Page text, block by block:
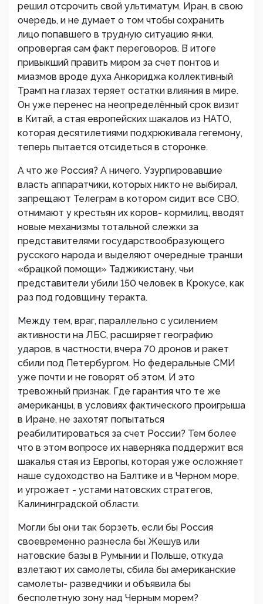
решил отсрочить свой ультиматум. Иран, в свою
очередь, и не думает о том чтобы сохранить
лицо попавшего в трудную ситуацию янки,
опровергая сам факт переговоров. В итоге
привыкший править миром за счет понтов и
миазмов вроде духа Анкориджа коллективный
Трамп на глазах теряет остатки влияния в мире.
Он уже перенес на неопределённый срок визит
в Китай, а стая европейских шакалов из НАТО,
которая десятилетиями подхрюкивала гегемону,
теперь пытается отсидеться в сторонке.
А что же Россия? А ничего. Узурпировавшие
власть аппаратчики, которых никто не выбирал,
запрещают Телеграм в котором сидит все СВО,
отнимают у крестьян их коров- кормилиц, вводят
новые механизмы тотальной слежки за
представителями государствообразующего
русского народа и выделяют очередные транши
«брацкой помощи» Таджикистану, чьи
представители убили 150 человек в Крокусе, как
раз под годовщину теракта.
Между тем, враг, параллельно с усилением
активности на ЛБС, расширяет географию
ударов, в частности, вчера 70 дронов и ракет
сбили под Петербургом. Но федеральные СМИ
уже почти и не говорят об этом. И это
тревожный признак. Где гарантия что те же
американцы, в условиях фактического проигрыша
в Иране, не захотят попытаться
реабилитироваться за счет России? Тем более
что в этом вопросе их наверняка поддержит вся
шакалья стая из Европы, которая уже осложняет
наше судоходство на Балтике и в Черном море,
и угрожает - устами натовских стратегов,
Калининградской области.
Могли бы они так борзеть, если бы Россия
своевременно разнесла бы Жешув или
натовские базы в Румынии и Польше, откуда
взлетают их самолеты, сбила бы американские
самолеты- разведчики и объявила бы
бесполетную зону над Черным морем?